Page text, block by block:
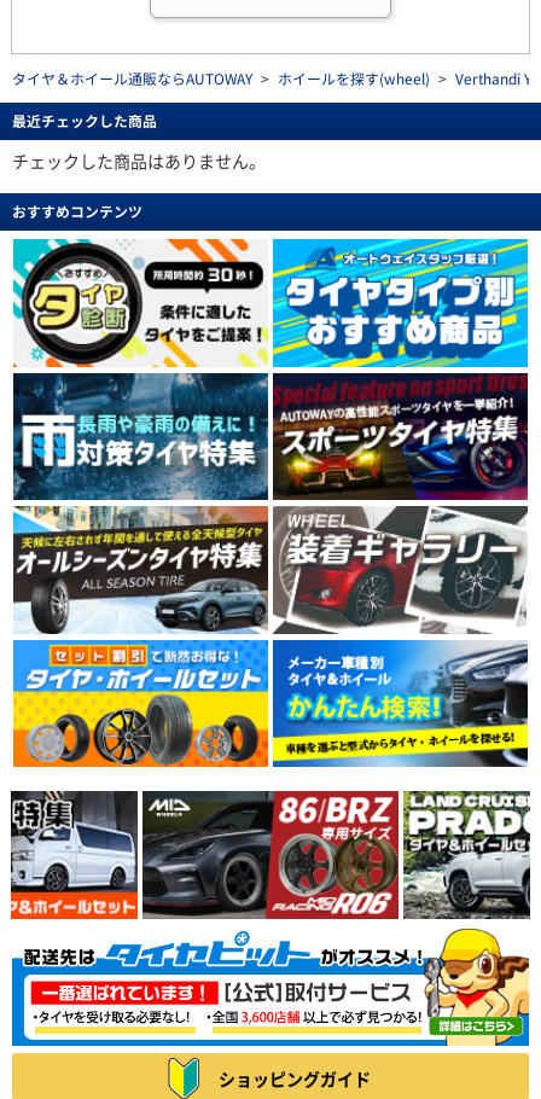
タイヤ＆ホイール通販ならAUTOWAY > ホイールを探す(wheel) > Verthandi
最近チェックした商品
チェックした商品はありません。
おすすめコンテンツ
ショッピングガイド